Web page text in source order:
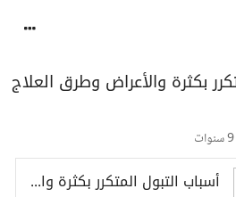
بكثرة والأعراض وطرق العلاج
أسباب التبول المتكرر بكثرة والأعراض وطرق العلاج – مجلتك